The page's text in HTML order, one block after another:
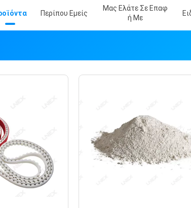
Περίπου Εμείς
Μας Ελάτε Σε Επαφ
Ή Με